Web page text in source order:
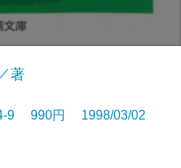
著
9 990円 1998/03/02